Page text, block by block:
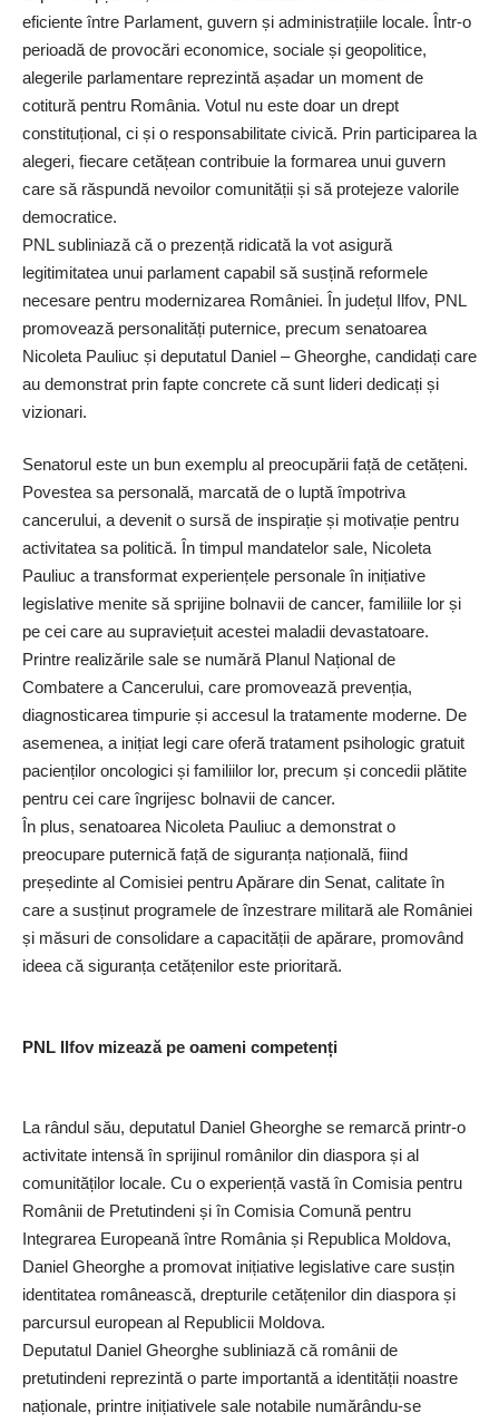
eficiente între Parlament, guvern și administrațiile locale. Într-o
perioadă de provocări economice, sociale și geopolitice,
alegerile parlamentare reprezintă așadar un moment de
cotitură pentru România. Votul nu este doar un drept
constituțional, ci și o responsabilitate civică. Prin participarea la
alegeri, fiecare cetățean contribuie la formarea unui guvern
care să răspundă nevoilor comunității și să protejeze valorile
democratice.
PNL subliniază că o prezență ridicată la vot asigură
legitimitatea unui parlament capabil să susțină reformele
necesare pentru modernizarea României. În județul Ilfov, PNL
promovează personalități puternice, precum senatoarea
Nicoleta Pauliuc și deputatul Daniel – Gheorghe, candidați care
au demonstrat prin fapte concrete că sunt lideri dedicați și
vizionari.
Senatorul este un bun exemplu al preocupării față de cetățeni.
Povestea sa personală, marcată de o luptă împotriva
cancerului, a devenit o sursă de inspirație și motivație pentru
activitatea sa politică. În timpul mandatelor sale, Nicoleta
Pauliuc a transformat experiențele personale în inițiative
legislative menite să sprijine bolnavii de cancer, familiile lor și
pe cei care au supraviețuit acestei maladii devastatoare.
Printre realizările sale se numără Planul Național de
Combatere a Cancerului, care promovează prevenția,
diagnosticarea timpurie și accesul la tratamente moderne. De
asemenea, a inițiat legi care oferă tratament psihologic gratuit
pacienților oncologici și familiilor lor, precum și concedii plătite
pentru cei care îngrijesc bolnavii de cancer.
În plus, senatoarea Nicoleta Pauliuc a demonstrat o
preocupare puternică față de siguranța națională, fiind
președinte al Comisiei pentru Apărare din Senat, calitate în
care a susținut programele de înzestrare militară ale României
și măsuri de consolidare a capacității de apărare, promovând
ideea că siguranța cetățenilor este prioritară.
PNL Ilfov mizează pe oameni competenți
La rândul său, deputatul Daniel Gheorghe se remarcă printr-o
activitate intensă în sprijinul românilor din diaspora și al
comunităților locale. Cu o experiență vastă în Comisia pentru
Românii de Pretutindeni și în Comisia Comună pentru
Integrarea Europeană între România și Republica Moldova,
Daniel Gheorghe a promovat inițiative legislative care susțin
identitatea românească, drepturile cetățenilor din diaspora și
parcursul european al Republicii Moldova.
Deputatul Daniel Gheorghe subliniază că românii de
pretutindeni reprezintă o parte importantă a identității noastre
naționale, printre inițiativele sale notabile numărându-se